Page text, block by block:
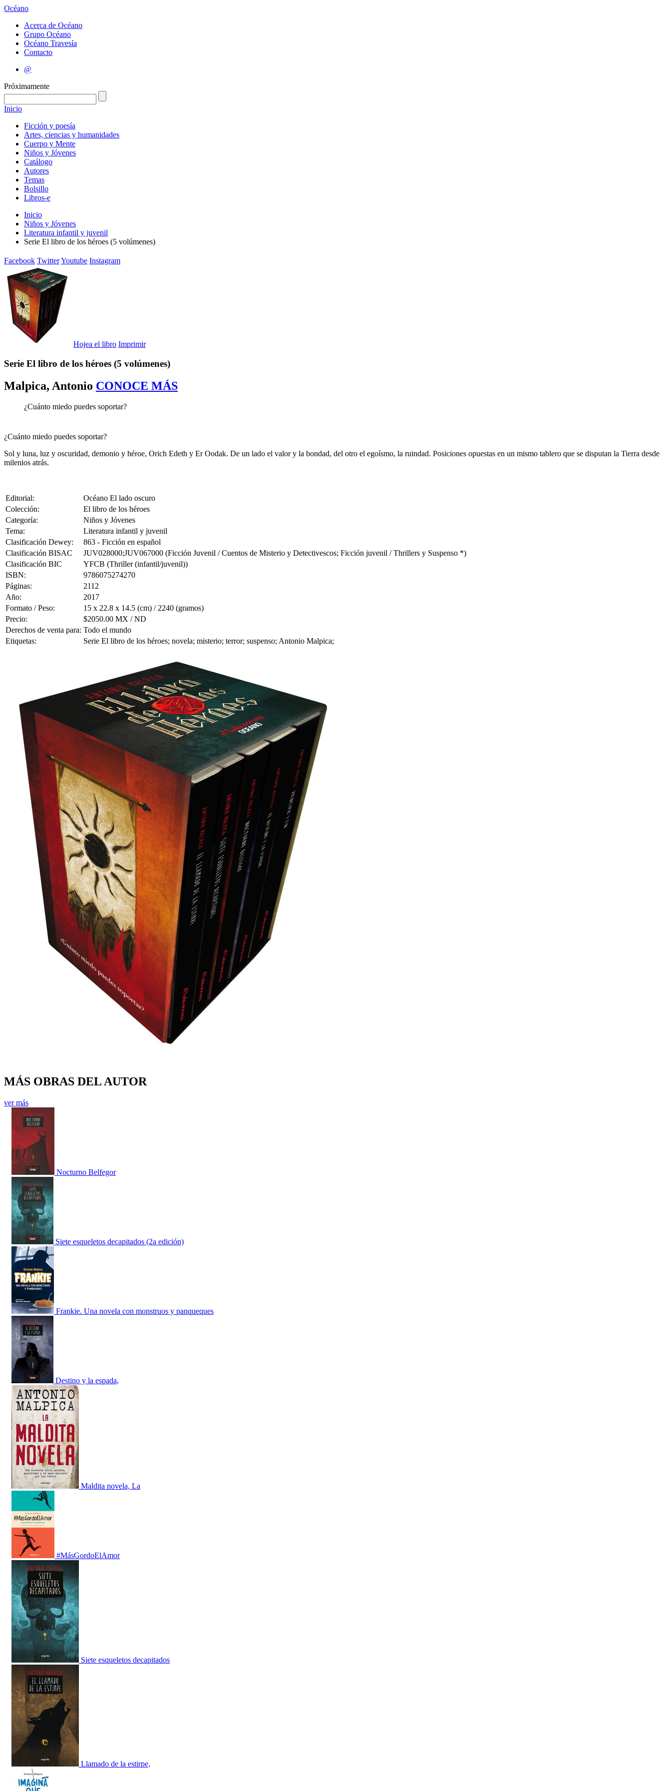
Océano
Acerca de Océano
Grupo Océano
Océano Travesía
Contacto
@
Próximamente
Inicio
Ficción y poesía
Artes, ciencias y humanidades
Cuerpo y Mente
Niños y Jóvenes
Catálogo
Autores
Temas
Bolsillo
Libros-e
Inicio
Niños y Jóvenes
Literatura infantil y juvenil
Serie El libro de los héroes (5 volúmenes)
Facebook TwitterYoutube Instagram
Hojea el libro Imprimir
Serie El libro de los héroes (5 volúmenes)
Malpica, Antonio CONOCE MÁS
¿Cuánto miedo puedes soportar?
¿Cuánto miedo puedes soportar?
Sol y luna, luz y oscuridad, demonio y héroe, Orich Edeth y Er Oodak. De un lado el valor y la bondad, del otro el egoísmo, la ruindad. Posiciones opuestas en un mismo tablero que se disputan la Tierra desde
milenios atrás.
Editorial:
Océano El lado oscuro
Colección:
El libro de los héroes
Categoría:
Niños y Jóvenes
Tema:
Literatura infantil y juvenil
Clasificación Dewey:
863 - Ficción en español
Clasificación BISAC
JUV028000;JUV067000 (Ficción Juvenil / Cuentos de Misterio y Detectivescos; Ficción juvenil / Thrillers y Suspenso *)
Clasificación BIC
YFCB (Thriller (infantil/juvenil))
ISBN:
9786075274270
Páginas:
2112
Año:
2017
Formato / Peso:
15 x 22.8 x 14.5 (cm) / 2240 (gramos)
Precio:
$2050.00 MX / ND
Derechos de venta para: Todo el mundo
Etiquetas:
Serie El libro de los héroes; novela; misterio; terror; suspenso; Antonio Malpica;
MÁS OBRAS DEL AUTOR
ver más
Nocturno Belfegor
Siete esqueletos decapitados (2a edición)
Frankie. Una novela con monstruos y panqueques
Destino y la espada,
Maldita novela, La
#MásGordoElAmor
Siete esqueletos decapitados
Llamado de la estirpe,